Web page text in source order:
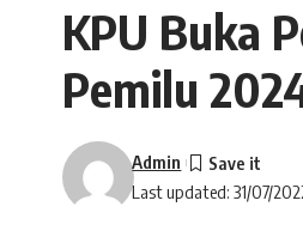
KPU Buka
Pemilu
Last updated: 31/07/
Admin